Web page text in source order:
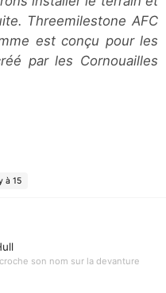
Threemilestone AFC
est conçu pour les
par les Cornouailles
à 15
son nom sur la devanture